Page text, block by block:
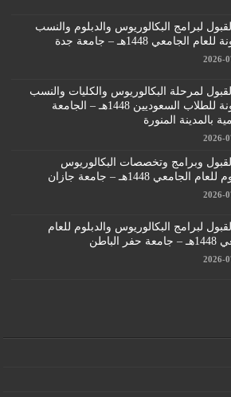
لبرامج البكالوريوس والدبلوم والنسب
الجامعي 1448هـ – جامعة جدة
2026-
لمرحلة البكالوريوس والكليات والنسب
الموزونة للطلاب السعوديين 1448هـ – الجامعة
بالمدينة المنورة
2026-
وبرامج وتخصصات البكالوريوس
الجامعي 1448هـ – جامعة جازان
2026-
لبرامج البكالوريوس والدبلوم للعام
حفر الباطن
2026-